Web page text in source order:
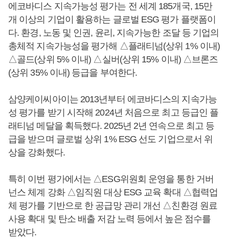
에코바디스 지속가능성 평가는 전 세계 185개국, 15만
개 이상의 기업이 활용하는 글로벌 ESG 평가 플랫폼이
다. 환경, 노동 및 인권, 윤리, 지속가능한 조달 등 기업의
총체적 지속가능성을 평가해 △플래티넘(상위 1% 이내)
△골드(상위 5% 이내) △실버(상위 15% 이내) △브론즈
(상위 35% 이내) 등급을 부여한다.
삼양케이씨아이는 2013년부터 에코바디스의 지속가능
성 평가를 받기 시작해 2024년 처음으로 최고 등급인 플
래티넘 메달을 획득했다. 2025년 2년 연속으로 최고 등
급을 받으며 글로벌 상위 1% ESG 선도 기업으로서 위
상을 강화했다.
특히 이번 평가에서는 △ESG위원회 운영을 통한 거버
넌스 체계 강화 △임직원 대상 ESG 교육 확대 △협력업
체 평가를 기반으로 한 공급망 관리 개선 △친환경 원료
사용 확대 및 탄소 배출 저감 노력 등에서 높은 점수를
받았다.